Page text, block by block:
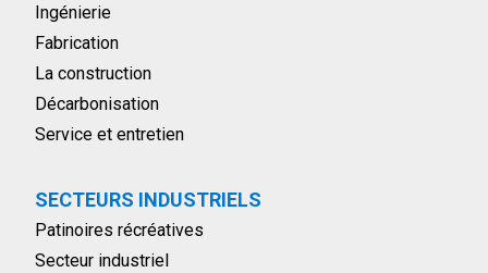
Ingénierie
Fabrication
La construction
Décarbonisation
Service et entretien
SECTEURS INDUSTRIELS
Patinoires récréatives
Secteur industriel